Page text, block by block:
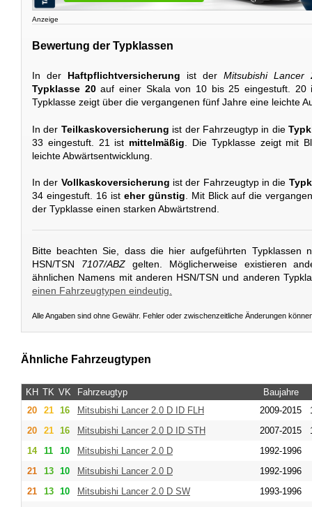
Anzeige
Bewertung der Typklassen
In der Haftpflichtversicherung ist der Mitsubishi
Typklasse 20auf einer Skala von 10 bis 25 eingestuft.
Typklasse zeigt über die vergangenen fünf Jahre eine leichte
In der Teilkaskoversicherung ist der Fahrzeugtyp in die
33 eingestuft. 21 ist mittelmäßig . Die Typklasse zeigt mit
leichte Abwärtsentwicklung.
In der Vollkaskoversicherung ist der Fahrzeugtyp in die
34 eingestuft. 16 ist eher günstig. Mit Blick auf die
der Typklasse einen starken Abwärtstrend.
Bitte beachten Sie, dass die hier aufgeführten Typklassen
HSN/TSN 7107/ABZgelten. Möglicherweise existieren
ähnlichen Namens mit anderen HSN/TSN und anderen
einen Fahrzeugtypen eindeutig.
Alle Angaben sind ohne Gewähr. Fehler oder zwischenzeitliche Änderungen
Ähnliche Fahrzeugtypen
KH TK VK Fahrzeugtyp Baujahre
20
21 16 Mitsubishi Lancer 2.0 D ID FLH 2009-2015
20
21 16 Mitsubishi Lancer 2.0 D ID STH 2007-2015
14
11 10 Mitsubishi Lancer 2.0 D
1992-1996
21
13 10 Mitsubishi Lancer 2.0 D
1992-1996
21
13 10 Mitsubishi Lancer 2.0 D SW
1993-1996